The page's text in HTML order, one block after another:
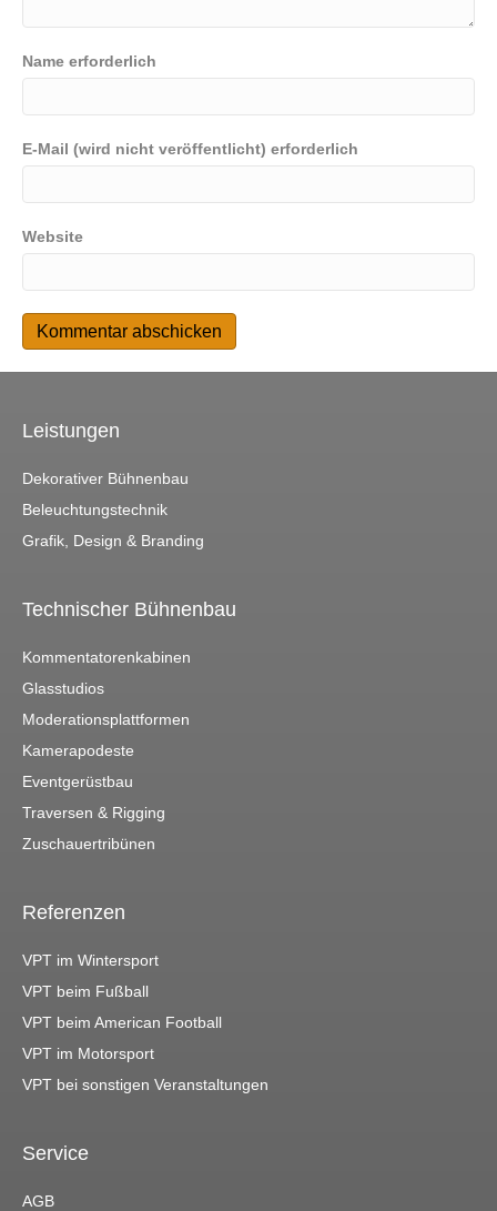
Name erforderlich
E-Mail (wird nicht veröffentlicht) erforderlich
Website
Leistungen
Dekorativer Bühnenbau
Beleuchtungstechnik
Grafik, Design & Branding
Technischer Bühnenbau
Kommentatorenkabinen
Glasstudios
Moderationsplattformen
Kamerapodeste
Eventgerüstbau
Traversen & Rigging
Zuschauertribünen
Referenzen
VPT im Wintersport
VPT beim Fußball
VPT beim American Football
VPT im Motorsport
VPT bei sonstigen Veranstaltungen
Service
AGB